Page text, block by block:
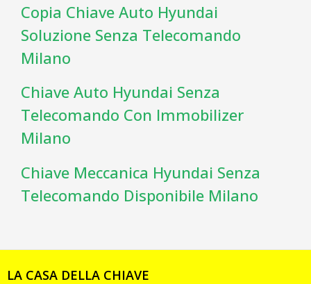
Copia Chiave Auto Hyundai
Soluzione Senza Telecomando
Milano
Chiave Auto Hyundai Senza
Telecomando Con Immobilizer
Milano
Chiave Meccanica Hyundai Senza
Telecomando Disponibile Milano
LA CASA DELLA CHIAVE